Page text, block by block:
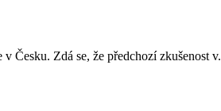
Česku. Zdá se, že předchozí zkušenost